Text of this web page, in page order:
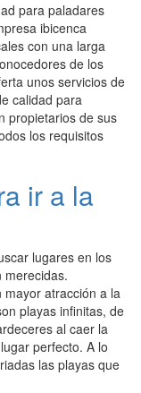
para paladares
ibicenca
con una larga
de los
unos servicios de
calidad para
propietarios de sus
los requisitos
ir a la
lugares en los
merecidas.
mayor atracción a la
playas infinitas, de
al caer la
perfecto. A lo
las playas que